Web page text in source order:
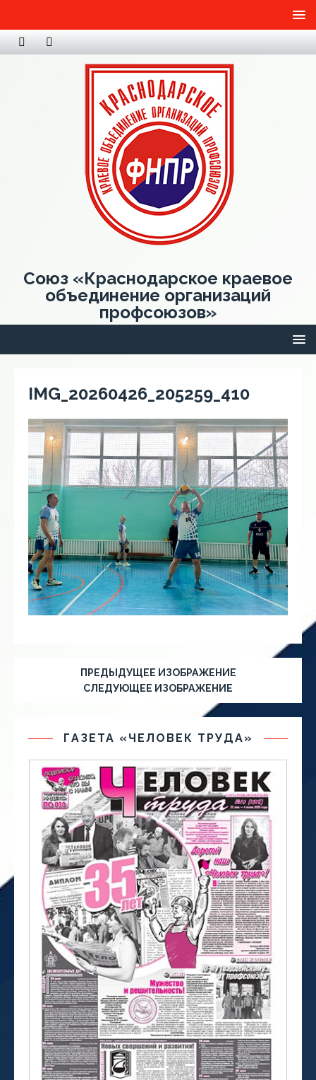
Союз «Краснодарское краевое
объединение организаций
профсоюзов»
IMG_20260426_205259_410
ПРЕДЫДУЩЕЕ ИЗОБРАЖЕНИЕ
СЛЕДУЮЩЕЕ ИЗОБРАЖЕНИЕ
ГАЗЕТА «ЧЕЛОВЕК ТРУДА»